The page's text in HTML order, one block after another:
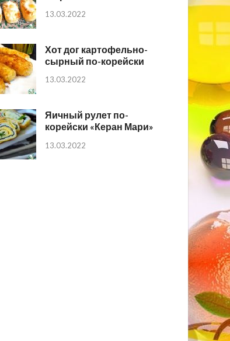
13.03.2022
Хот дог картофельно-
сырный по-корейски
13.03.2022
Яичный рулет по-
корейски «Керан Мари»
13.03.2022